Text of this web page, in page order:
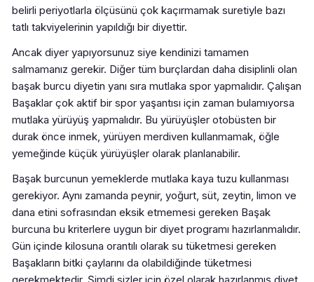
belirli periyotlarla ölçüsünü çok kaçırmamak suretiyle bazı
tatlı takviyelerinin yapıldığı bir diyettir.
Ancak diyer yapıyorsunuz siye kendinizi tamamen
salmamanız gerekir. Diğer tüm burçlardan daha disiplinli olan
başak burcu diyetin yanı sıra mutlaka spor yapmalıdır. Çalışan
Başaklar çok aktif bir spor yaşantısı için zaman bulamıyorsa
mutlaka yürüyüş yapmalıdır. Bu yürüyüşler otobüsten bir
durak önce inmek, yürüyen merdiven kullanmamak, öğle
yemeğinde küçük yürüyüşler olarak planlanabilir.
Başak burcunun yemeklerde mutlaka kaya tuzu kullanması
gerekiyor. Aynı zamanda peynir, yoğurt, süt, zeytin, limon ve
dana etini sofrasından eksik etmemesi gereken Başak
burcuna bu kriterlere uygun bir diyet programı hazırlanmalıdır.
Gün içinde kilosuna orantılı olarak su tüketmesi gereken
Başakların bitki çaylarını da olabildiğinde tüketmesi